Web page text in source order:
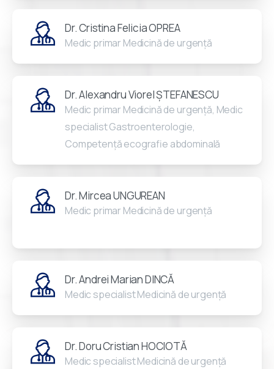
Dr. Cristina Felicia OPREA
Medic primar Medicină de urgență
Dr. Alexandru Viorel ȘTEFANESCU
Medic primar Medicină de urgență, Medic
specialist Gastroenterologie,
Competență ecografie abdominală
Dr. Mircea UNGUREAN
Medic primar Medicină de urgență
Dr. Andrei Marian DINCĂ
Medic specialist Medicină de urgență
Dr. Doru Cristian HOCIOTĂ
Medic specialist Medicină de urgență